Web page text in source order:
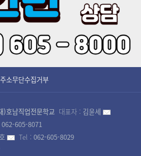
소무단수집거부
)호남직업전문학교 대표자 : 김윤세
062-605-8071
Tel : 062-605-8029